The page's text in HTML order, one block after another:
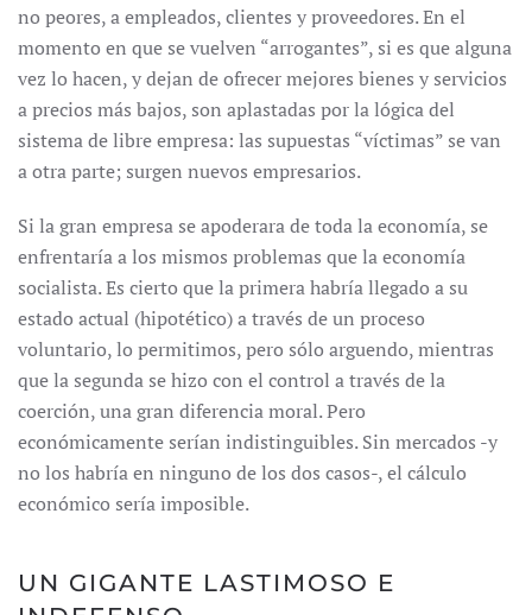
no peores, a empleados, clientes y proveedores. En el
momento en que se vuelven “arrogantes”, si es que alguna
vez lo hacen, y dejan de ofrecer mejores bienes y servicios
a precios más bajos, son aplastadas por la lógica del
sistema de libre empresa: las supuestas “víctimas” se van
a otra parte; surgen nuevos empresarios.
Si la gran empresa se apoderara de toda la economía, se
enfrentaría a los mismos problemas que la economía
socialista. Es cierto que la primera habría llegado a su
estado actual (hipotético) a través de un proceso
voluntario, lo permitimos, pero sólo arguendo, mientras
que la segunda se hizo con el control a través de la
coerción, una gran diferencia moral. Pero
económicamente serían indistinguibles. Sin mercados -y
no los habría en ninguno de los dos casos-, el cálculo
económico sería imposible.
UN GIGANTE LASTIMOSO E